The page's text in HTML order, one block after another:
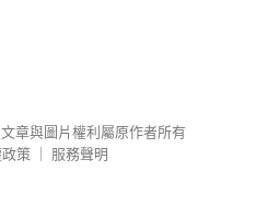
文章與圖片權利屬原作者所有
政策
服務聲明